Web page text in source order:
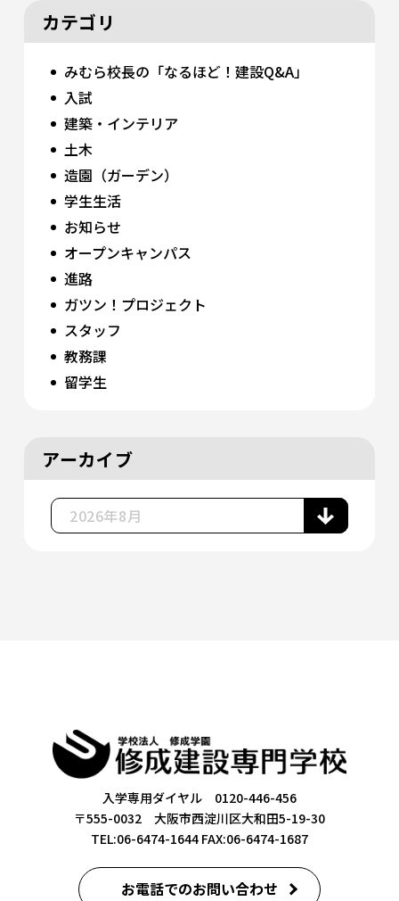
カテゴリ
みむら校長の「なるほど！建設Q&A」
入試
建築・インテリア
土木
造園（ガーデン）
学生生活
お知らせ
オープンキャンパス
進路
ガツン！プロジェクト
スタッフ
教務課
留学生
アーカイブ
入学専用ダイヤル 0120-446-456
〒555-0032 大阪市西淀川区大和田5-19-30
TEL:06-6474-1644FAX:06-6474-1687
お電話でのお問い合わせ